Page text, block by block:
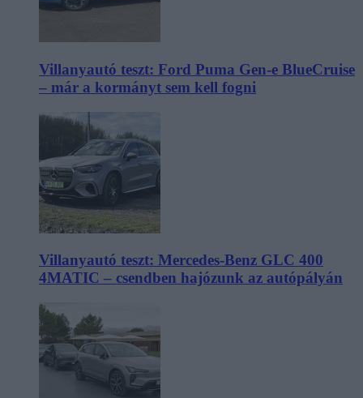
Villanyautó teszt: Ford Puma Gen-e BlueCruise
– már a kormányt sem kell fogni
Villanyautó teszt: Mercedes-Benz GLC 400
4MATIC – csendben hajózunk az autópályán